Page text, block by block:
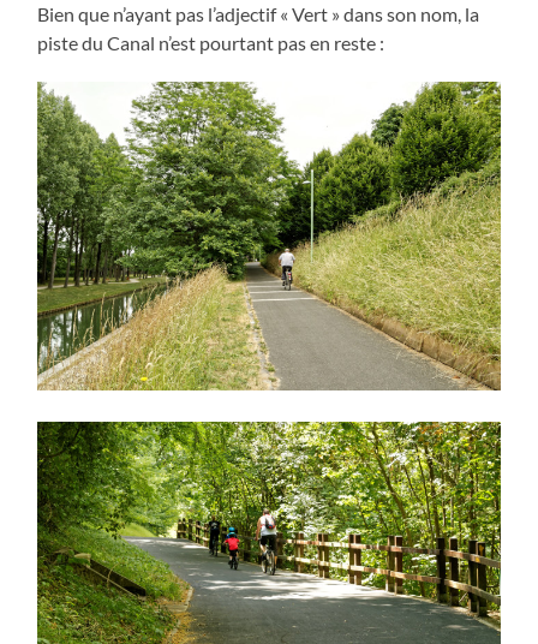
Bien que n’ayant pas l’adjectif « Vert » dans son nom, la
piste du Canal n’est pourtant pas en reste :